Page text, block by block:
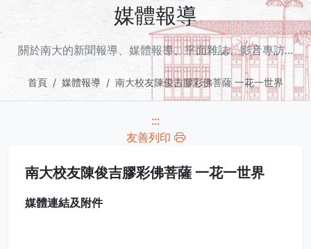
媒體報導
關於南大的新聞報導、媒體報導、平面雜誌、影音專訪...
首頁 媒體報導 南大校友陳俊吉膠彩佛菩薩 一花一世界
:::
友善列印
南大校友陳俊吉膠彩佛菩薩 一花一世界
媒體連結及附件